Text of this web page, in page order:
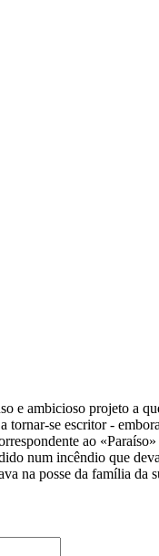
e ambicioso projeto a
se escritor -
ao
num incêndio que
na posse da família